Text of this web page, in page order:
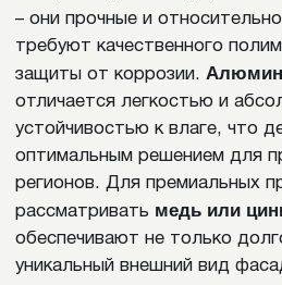
ПОЛУЧИТЬ КП
обработку своихперсональных данных